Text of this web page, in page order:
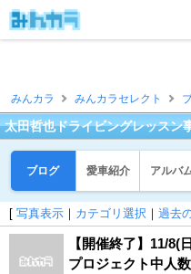
みんカラ みんカラセレクト
太田哲也ドライビングレッスン
ブログ 愛車紹介 アルバ
[ 写真表示 ｜ カテゴリ選択 ｜ 過去
【開催終了】11/
プロジェクト中人